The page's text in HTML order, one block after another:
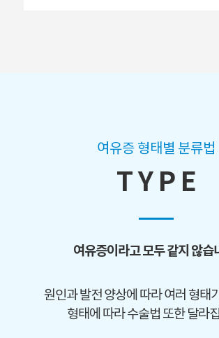
여유증 형태별 분류법
T Y P E
여유증이라고 모두 같지 않습
원인과 발전 양상에 따라 여러 형태
형태에 따라 수술법 또한 달라